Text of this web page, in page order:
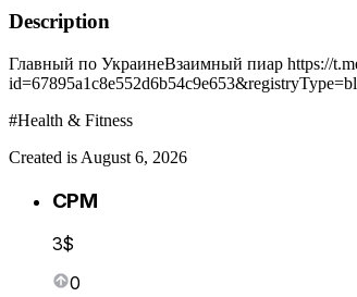
Description
Главный по УкраинеВзаимный пиар https://
#Health & Fitness
Created is August 6, 2026
CPM
3$
0